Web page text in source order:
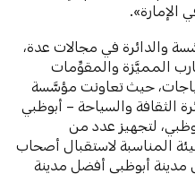
والدائرة في مجالات عدة،
المميَّزة والمقوِّمات
حيث تعاونت مؤسَّسة
الثقافة والسياحة – أبوظبي
لتجهيز عدد من
المناسبة لاستقبال أصحاب
مدينة أبوظبي أفضل مدينة